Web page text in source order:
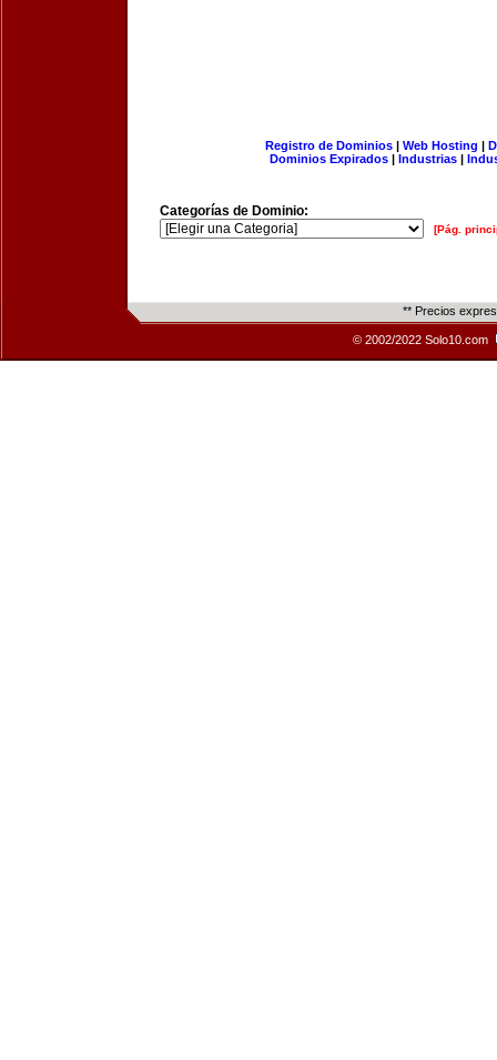
Registro de Dominios| Web Hosting |
Dominios Expirados | Industrias |
Categorías de Dominio:
[Pág.
** Precios
© 2002/2022 Solo10.com